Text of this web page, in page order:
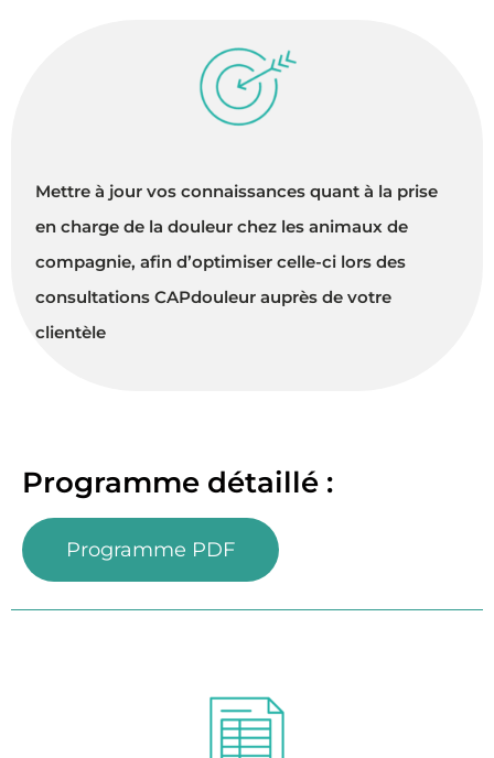
Mettre à jour vos connaissances quant à la prise
en charge de la douleur chez les animaux de
compagnie, afin d’optimiser celle-ci lors des
consultations CAPdouleur auprès de votre
clientèle
Programme détaillé :
Programme PDF